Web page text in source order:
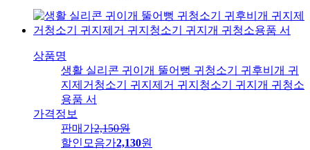
상품명
생활 실리콘 귀이개 뚤어뻥 귀청소기 귀후비개 귀
지제거청소기 귀지제거 귀지청소기 귀지개 귀청소
용품 서
가격정보
판매가2,150원
할인모음가2,130원